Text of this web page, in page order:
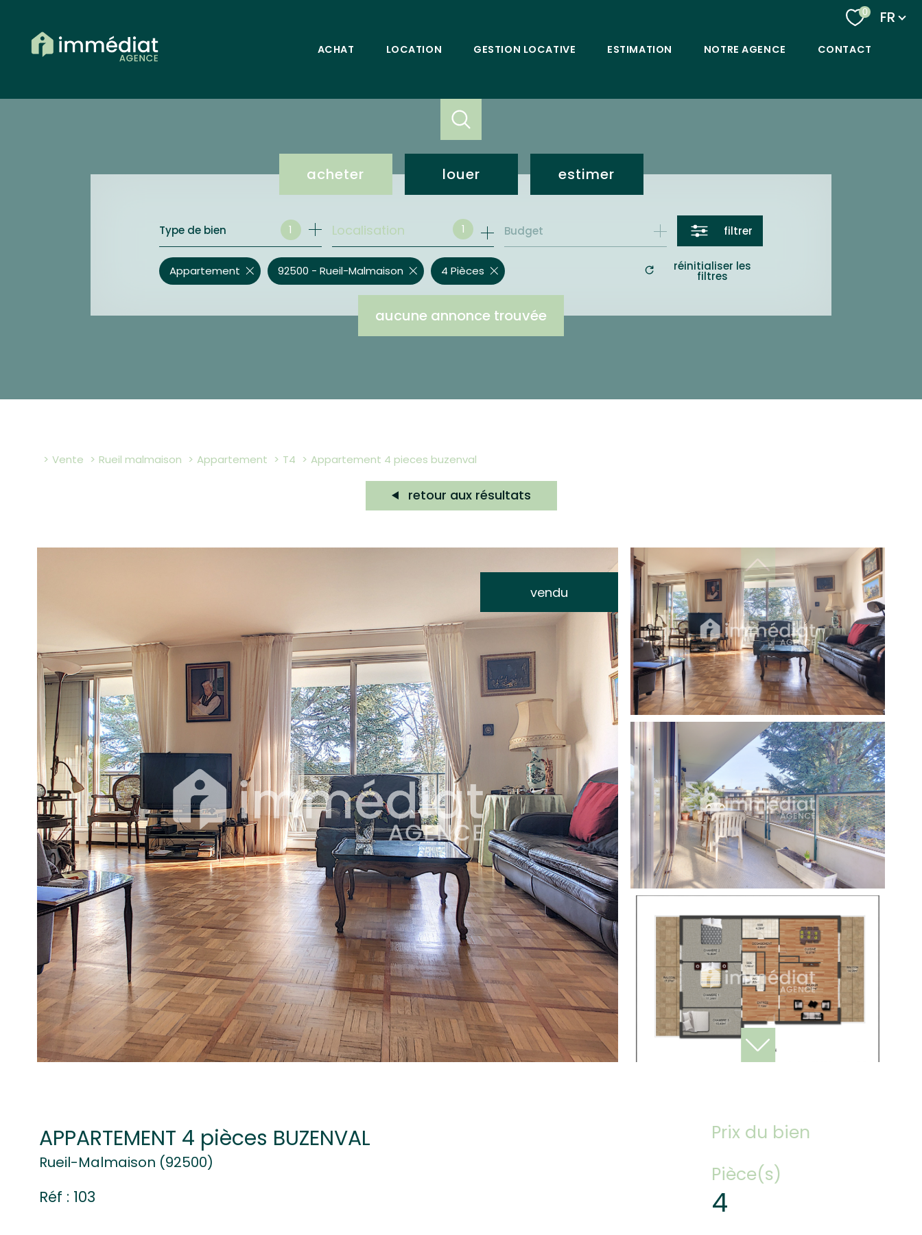
0 FR
ACHAT LOCATION GESTION LOCATIVE ESTIMATION NOTRE AGENCE CONTACT
acheter
de l'ancien
bureaux et commerces
louer
loc. résidentielle
bureaux et commerces
estimer
Type de bien 1 1
Localisation Budget filtrer
aucune annonce trouvée
Appartement 92500 - Rueil-Malmaison 4 Pièces réinitialiser les
filtres
Vente Rueil malmaison Appartement T4 appartement 4 pieces buzenval
retour aux résultats
vendu
APPARTEMENT 4 pièces BUZENVAL
Rueil-Malmaison (92500)
Réf : 103
Prix du bien
Pièce(s)
4